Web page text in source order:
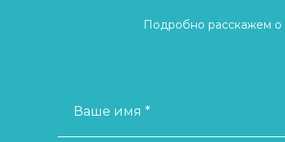
Подробно расскажем о
Ваше имя *